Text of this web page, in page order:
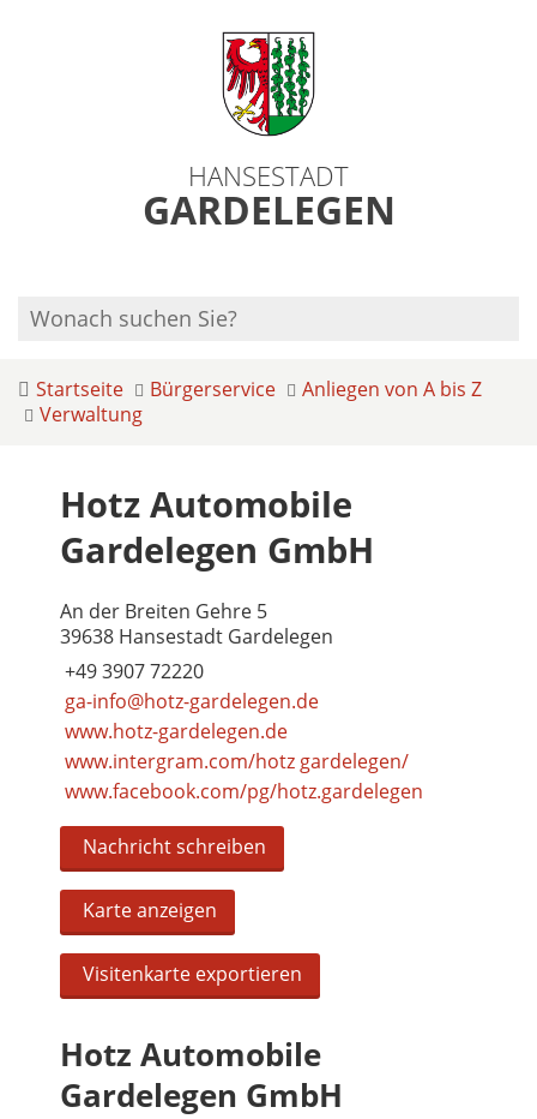
HANSESTADT
GARDELEGEN
Startseite Bürgerservice
Anliegen von A bis Z
Verwaltung
Hotz Automobile
Gardelegen GmbH
An der Breiten Gehre 5
39638 Hansestadt Gardelegen
+49 3907 72220
ga-info@hotz-gardelegen.de
www.hotz-gardelegen.de
www.intergram.com/hotz gardelegen/
www.facebook.com/pg/hotz.gardelegen
Nachricht schreiben
Karte anzeigen
Visitenkarte exportieren
Hotz Automobile
Gardelegen GmbH